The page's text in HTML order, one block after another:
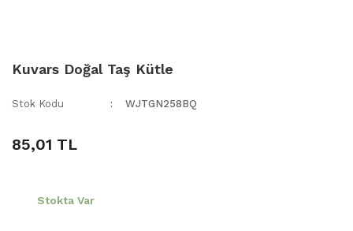
Kuvars Doğal Taş Kütle
Stok Kodu WJTGN258BQ
85,01 TL
Stokta Var